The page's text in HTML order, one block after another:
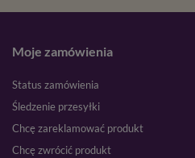
Moje zamówienia
Status zamówienia
Śledzenie przesyłki
Chcę zareklamować produkt
Chcę zwrócić produkt